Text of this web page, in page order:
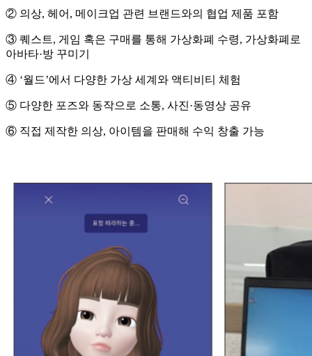
② 의상, 헤어, 메이크업 관련 브랜드와의 협업 제품 포함
③ 퀘스트, 게임 혹은 구매를 통해 가상화폐 수령, 가상화폐로
아바타·방 꾸미기
④ ‘월드’에서 다양한 가상 세계와 액티비티 체험
⑤ 다양한 포즈와 동작으로 소통, 사진·동영상 공유
⑥ 직접 제작한 의상, 아이템을 판매해 수익 창출 가능